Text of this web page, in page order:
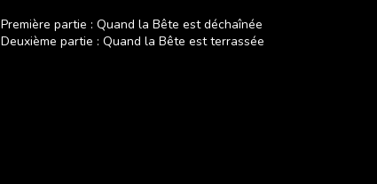
Première partie : Quand la Bête est déchaînée
Deuxième partie : Quand la Bête est terrassée